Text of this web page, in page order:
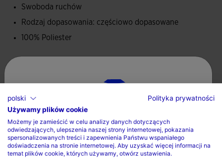
Logo Joma w druku o wysokiej gęstości.
Swoboda ruchów
Rodzaj dopasowania: częściowo dopasowane
100% Poliester
Nie stosowac wybielacza
Nie suszyc w suszarce bebnowej
Prasowac w maksymalnej temperaturze 110 stopni
Nie czyscic chemicznie
Wybierz kraj oraz język
Kraj
Polska
polski
Polityka prywatności
Używamy plików cookie
Możemy je zamieścić w celu analizy danych dotyczących
odwiedzających, ulepszenia naszej strony internetowej, pokazania
spersonalizowanych treści i zapewnienia Państwu wspaniałego
doświadczenia na stronie internetowej. Aby uzyskać więcej informacji na
temat plików cookie, których używamy, otwórz ustawienia.